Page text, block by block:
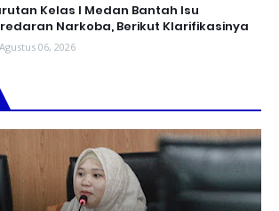
Kelas I Medan Bantah Isu
Narkoba, Berikut Klarifikasinya
Agustus 06, 2026